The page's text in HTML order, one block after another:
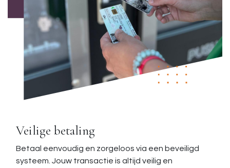
Veilige betaling
Betaal eenvoudig en zorgeloos via een beveiligd
systeem. Jouw transactie is altijd veilig en